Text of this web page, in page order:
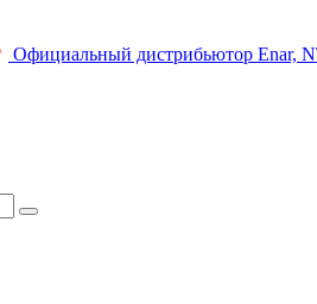
Официальный дистрибьютор Enar,